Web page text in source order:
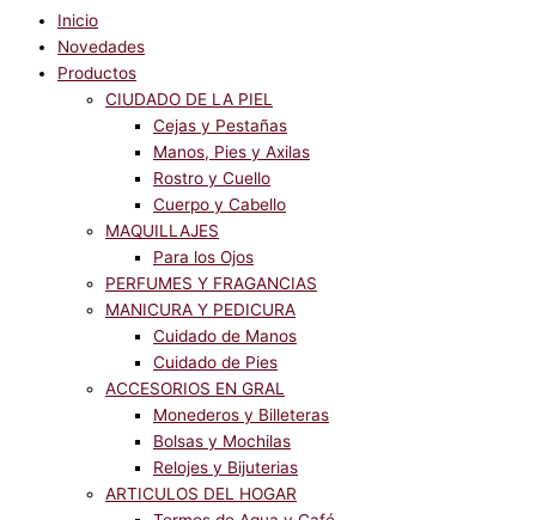
Inicio
Novedades
Productos
CIUDADO DE LA PIEL
Cejas y Pestañas
Manos, Pies y Axilas
Rostro y Cuello
Cuerpo y Cabello
MAQUILLAJES
Para los Ojos
PERFUMES Y FRAGANCIAS
MANICURA Y PEDICURA
Cuidado de Manos
Cuidado de Pies
ACCESORIOS EN GRAL
Monederos y Billeteras
Bolsas y Mochilas
Relojes y Bijuterias
ARTICULOS DEL HOGAR